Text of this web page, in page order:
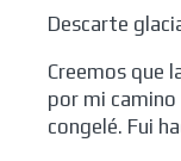
Descarte
Creemos que
por mi camino
congelé. Fui